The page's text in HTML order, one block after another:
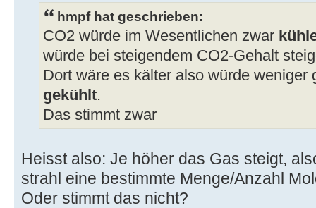
hmpf hat geschrieben:
CO2 würde im Wesentlichen zwar
würde bei steigendem CO2-Gehalt
Dort wäre es kälter also würde
gekühlt.
Das stimmt zwar
Heisst also: Je höher das Gas steigt,
strahl eine bestimmte Menge/Anzahl
Oder stimmt das nicht?